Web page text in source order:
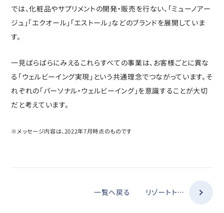
では、化粧品やサプリメントの開発・販売を行ない、「ミューノアー
ジュ」「エクオール」「エストール」などのブランドを展開していま
す。
一見ばらばらにみえるこれらすべての事業は、お客様ごとに異な
る「ウェルビーイング実現」という共通理念でつながっています。そ
れぞれの「パーソナル・ウェルビーイング」を意識することが大切
だと考えています。
※メッセージ内容は、2022年7月時点のものです
一覧へ戻る リゾートトラストグループのビジネスモデル